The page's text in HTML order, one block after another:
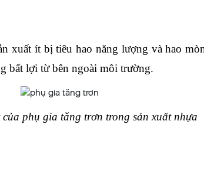
xuất ít bị tiêu hao năng lượng và hao
bất lợi từ bên ngoài môi trường.
phụ gia tăng trơn trong sản xuất nhựa